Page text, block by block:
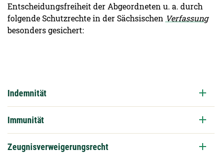
Entscheidungsfreiheit der Abgeordneten u. a. durch
folgende Schutzrechte in der Sächsischen Verfassung
besonders gesichert:
Indemnität
Immunität
Zeugnisverweigerungsrecht